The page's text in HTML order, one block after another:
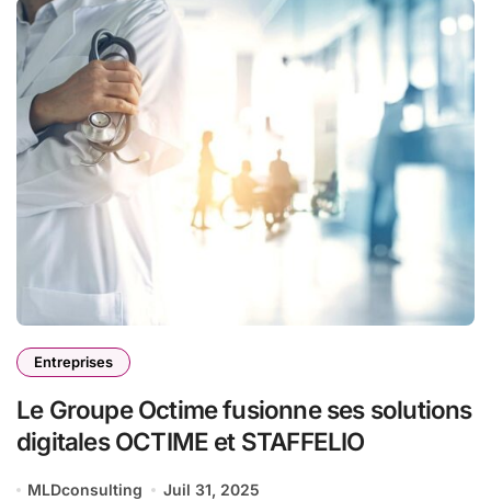
Entreprises
Le Groupe Octime fusionne ses solutions
digitales OCTIME et STAFFELIO
MLDconsulting Juil 31, 2025